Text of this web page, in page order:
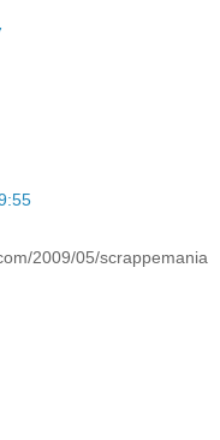
2009/05/scrappemania